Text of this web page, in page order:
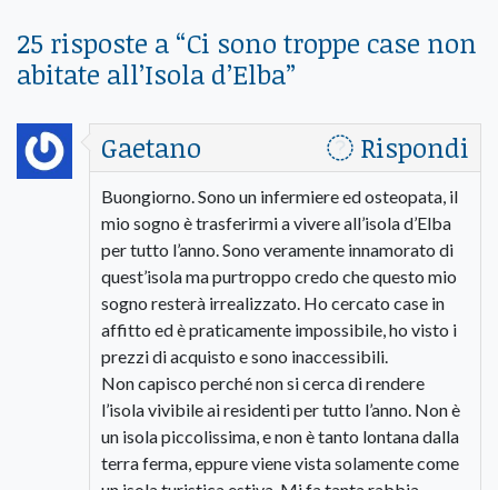
25 risposte a “Ci sono troppe case non
abitate all’Isola d’Elba”
Gaetano
Rispondi
Buongiorno. Sono un infermiere ed osteopata, il
mio sogno è trasferirmi a vivere all’isola d’Elba
per tutto l’anno. Sono veramente innamorato di
quest’isola ma purtroppo credo che questo mio
sogno resterà irrealizzato. Ho cercato case in
affitto ed è praticamente impossibile, ho visto i
prezzi di acquisto e sono inaccessibili.
Non capisco perché non si cerca di rendere
l’isola vivibile ai residenti per tutto l’anno. Non è
un isola piccolissima, e non è tanto lontana dalla
terra ferma, eppure viene vista solamente come